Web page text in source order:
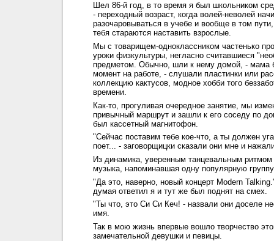
Шел 86-й год, в то время я был школьником
- переходный возраст, когда волей-неволей
разочаровываться в учебе и вообще в том
тебя стараются наставить взрослые.
Мы с товарищем-одноклассником частенько
уроки физкультуры, негласно считавшиеся
предметом. Обычно, шли к нему домой, - мама
момент на работе, - слушали пластинки или
коллекцию кактусов, модное хобби того
времени.
Как-то, прогуливая очередное занятие, мы
привычный маршрут и зашли к его соседу по
был кассетный магнитофон.
"Сейчас поставим тебе кое-что, а ты должен
поет... - заговорщицки сказали они мне и
Из динамика, уверенным танцевальным ритмом
музыка, напоминавшая одну популярную
"Да это, наверно, новый концерт Modern
думая ответил я и тут же был поднят на смех.
"Ты что, это Си Си Кеч! - назвали они доселе
имя.
Так в мою жизнь впервые вошло творчество
замечательной девушки и певицы.